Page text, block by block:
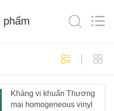
hoạt
phẩm
Kháng vi khuẩn Thương
mại homogeneous vinyl